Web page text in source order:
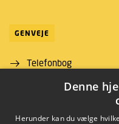
GENVEJE
Telefonbog
Job og karriere
Denne
Herunder kan du vælge